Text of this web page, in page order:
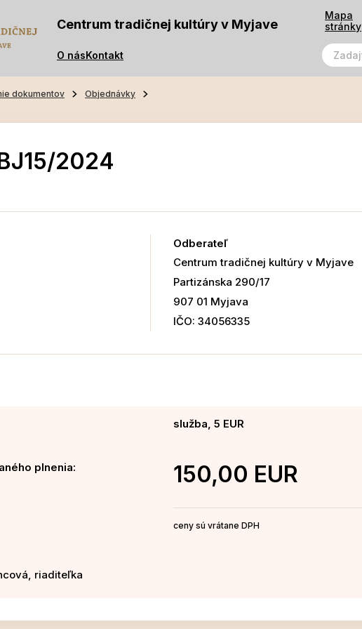
Centrum tradičnej kultúry v Myjave
O násKontakt
Mapa
stránky
dokumentov Objednávky
2024
Odberateľ
Centrum tradičnej kultúry v Myjave
Partizánska 290/17
907 01 Myjava
IČO: 34056335
služba, 5 EUR
plnenia: 150,00 EUR
ceny sú vrátane DPH
riaditeľka